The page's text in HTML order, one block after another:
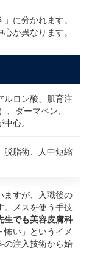
に分かれます。
が異なります。
ルロン酸、肌育注
ダーマペン、
心。
脱脂術、人中短縮
ますが、入職後の
。メスを使う手技
生でも美容皮膚科
怖い」というイメ
の注入技術から始